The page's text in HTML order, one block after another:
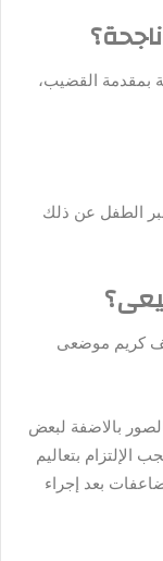
بمقدمة القضيب،
الطفل عن ذلك
كريم موضعى
بالاضفة لبعض
الإلتزام بتعاليم
بعد إجراء